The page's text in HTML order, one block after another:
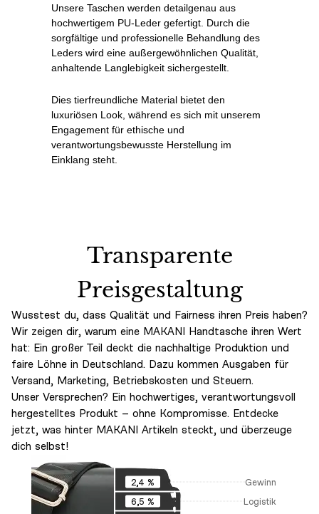
Unsere Taschen werden detailgenau aus
hochwertigem PU-Leder gefertigt. Durch die
sorgfältige und professionelle Behandlung des
Leders wird eine außergewöhnlichen Qualität,
anhaltende Langlebigkeit sichergestellt.
Dies tierfreundliche Material bietet den
luxuriösen Look, während es sich mit unserem
Engagement für ethische und
verantwortungsbewusste Herstellung im
Einklang steht.
Transparente
Preisgestaltung
Wusstest du, dass Qualität und Fairness ihren Preis haben?
Wir zeigen dir, warum eine MAKANI Handtasche ihren Wert
hat: Ein großer Teil deckt die nachhaltige Produktion und
faire Löhne in Deutschland. Dazu kommen Ausgaben für
Versand, Marketing, Betriebskosten und Steuern.
Unser Versprechen? Ein hochwertiges, verantwortungsvoll
hergestelltes Produkt – ohne Kompromisse. Entdecke
jetzt, was hinter MAKANI Artikeln steckt, und überzeuge
dich selbst!
2,4 %
Gewinn
6,5 %
Logistik